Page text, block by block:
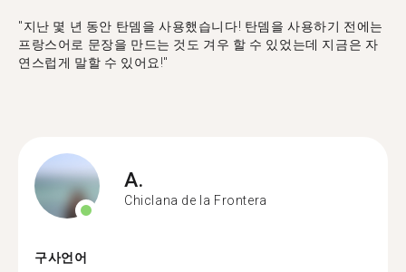
"​​지난 몇 년 동안 탄뎀을 사용했습니다! 탄뎀을 사용하기 전에는
프랑스어로 문장을 만드는 것도 겨우 할 수 있었는데 지금은 자
연스럽게 말할 수 있어요!"
A.
Chiclana de la Frontera
구사언어